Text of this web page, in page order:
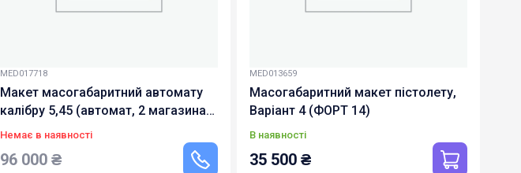
MED017718
Макет масогабаритний автомату
калібру 5,45 (автомат, 2 магазина,
30 навчальних набоїв калібра 5,45)
Немає в наявності
96 000 ₴
MED013659
Масогабаритний макет пістолету,
Варіант 4 (ФОРТ 14)
В наявності
35 500 ₴